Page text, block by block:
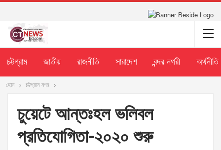
চট্টগ্রাম জাতীয় রাজনীতি সারাদেশ বন্দর নগরী অর্থনীতি
হোম চট্টগ্রাম নগর
চুয়েটে আন্তঃহল ভলিবল
প্রতিযোগিতা-২০২০ শুরু